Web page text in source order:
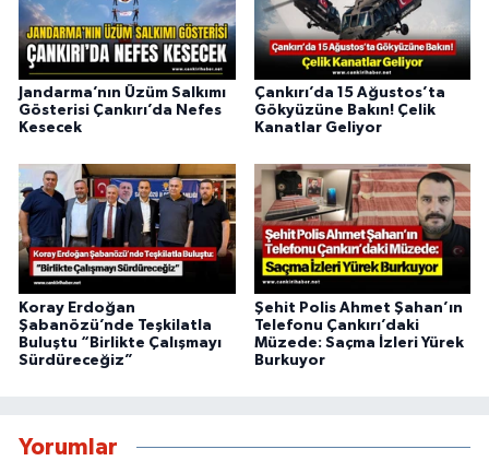
Jandarma’nın Üzüm Salkımı
Gösterisi Çankırı’da Nefes
Kesecek
Çankırı’da 15 Ağustos’ta
Gökyüzüne Bakın! Çelik
Kanatlar Geliyor
Koray Erdoğan
Şabanözü’nde Teşkilatla
Buluştu “Birlikte Çalışmayı
Sürdüreceğiz”
Şehit Polis Ahmet Şahan’ın
Telefonu Çankırı’daki
Müzede: Saçma İzleri Yürek
Burkuyor
Yorumlar